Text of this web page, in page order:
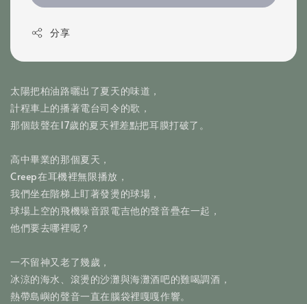
分享
太陽把柏油路曬出了夏天的味道，
計程車上的播著電台司令的歌，
那個鼓聲在17歲的夏天裡差點把耳膜打破了。
高中畢業的那個夏天，
Creep在耳機裡無限播放，
我們坐在階梯上盯著發燙的球場，
球場上空的飛機噪音跟電吉他的聲音疊在一起，
他們要去哪裡呢？
一不留神又老了幾歲，
冰涼的海水、滾燙的沙灘與海灘酒吧的難喝調酒，
熱帶島嶼的聲音一直在腦袋裡嘎嘎作響。